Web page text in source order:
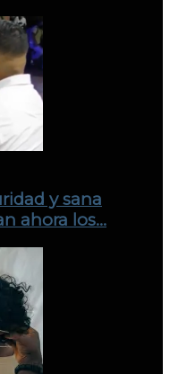
y sana
ahora los…